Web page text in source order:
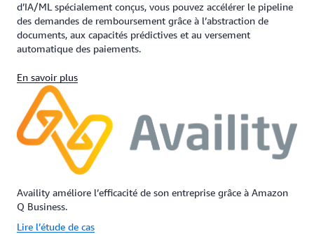
d’IA/ML spécialement conçus, vous pouvez accélérer le pipeline
des demandes de remboursement grâce à l’abstraction de
documents, aux capacités prédictives et au versement
automatique des paiements.
En savoir plus
Availity améliore l’efficacité de son entreprise grâce à Amazon
Q Business.
Lire l’étude de cas